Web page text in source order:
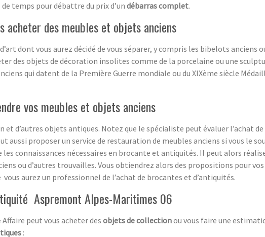
de temps pour débattre du prix d’undébarras complet.
acheter des meubles et objets anciens
dont vous aurez décidé de vous séparer, y compris les bibelots anciens
des objets de décoration insolites comme de la porcelaine ou une
qui datent de la Première Guerre mondiale ou du XIXème siècle
vos meubles et objets anciens
d’autres objets antiques. Notez que le spécialiste peut évaluer l’achat
aussi proposer un service de restauration de meubles anciens si vous le
connaissances nécessaires en brocante et antiquités. Il peut alors
ou d’autres trouvailles. Vous obtiendrez alors des propositions pour
aurez un professionnel de l’achat de brocantes et d’antiquités.
Aspremont Alpes-Maritimes 06
Affaire peut vous acheter des objets de collectionou vous faire une
: